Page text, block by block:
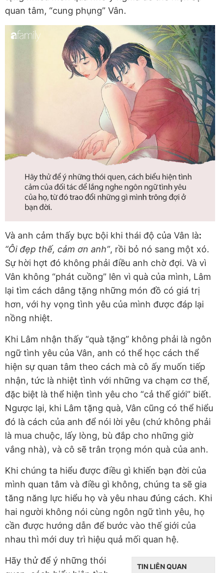
quan tâm, “cung phụng” Vân.
Và anh cảm thấy bực bội khi thái độ của Vân là:
“Ôi đẹp thế, cảm ơn anh”, rồi bỏ nó sang một xó.
Sự hời hợt đó không phải điều anh chờ đợi. Và vì
Vân không “phát cuồng” lên vì quà của mình, Lâm
lại tìm cách dâng tặng những món đồ có giá trị
hơn, với hy vọng tình yêu của mình được đáp lại
nồng nhiệt.
Khi Lâm nhận thấy “quà tặng” không phải là ngôn
ngữ tình yêu của Vân, anh có thể học cách thể
hiện sự quan tâm theo cách mà cô ấy muốn tiếp
nhận, tức là nhiệt tình với những va chạm cơ thể,
đặc biệt là thể hiện tình yêu cho “cả thế giới” biết.
Ngược lại, khi Lâm tặng quà, Vân cũng có thể hiểu
đó là cách của anh để nói lời yêu (chứ không phải
là mua chuộc, lấy lòng, bù đắp cho những giờ
vắng nhà), và cô sẽ trân trọng món quà của anh.
Khi chúng ta hiểu được điều gì khiến bạn đời của
mình quan tâm và điều gì không, chúng ta sẽ gia
tăng năng lực hiểu họ và yêu nhau đúng cách. Khi
hai người không nói cùng ngôn ngữ tình yêu, họ
cần được hướng dẫn để bước vào thế giới của
nhau thì mới duy trì hiệu quả mối quan hệ.
TIN LIÊN QUAN
Hãy thử để ý những thói